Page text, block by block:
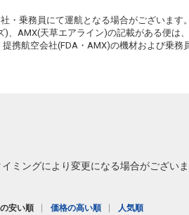
・乗務員にて運航となる場合がございます。
)、AMX(天草エアライン)の記載がある便は
携航空会社(FDA・AMX)の機材および乗
ミングにより変更になる場合がござい
安い順 価格の高い順 人気順